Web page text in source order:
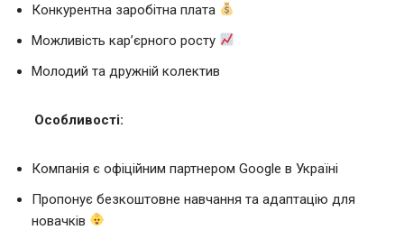
Конкурентна заробітна плата
Можливість кар’єрного росту
Молодий та дружній колектив
Особливості:
Компанія є офіційним партнером Google в Україні
Пропонує безкоштовне навчання та адаптацію для
новачків